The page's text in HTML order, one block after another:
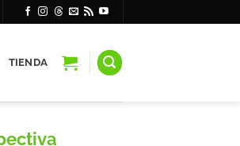
TIENDA